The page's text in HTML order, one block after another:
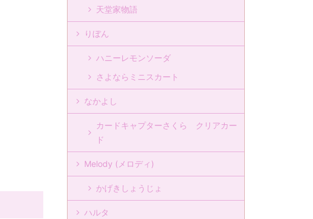
天堂家物語
りぼん
ハニーレモンソーダ
さよならミニスカート
なかよし
カードキャプターさくら クリアカー
ド
Melody (メロディ)
かげきしょうじょ
ハルタ